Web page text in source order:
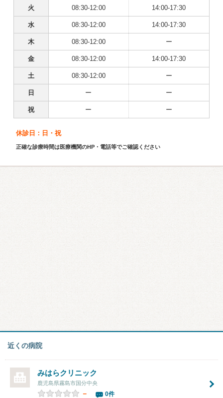
火 08:30-12:00 14:00-17:30
水 08:30-12:00 14:00-17:30
木 08:30-12:00 ー
金 08:30-12:00 14:00-17:30
土 08:30-12:00 ー
日 ー ー
祝 ー ー
休診日：日・祝
正確な診療時間は医療機関のHP・電話等でご確認ください
近くの病院
みはらクリニック
鹿児島県霧島市国分中央
－ 0件